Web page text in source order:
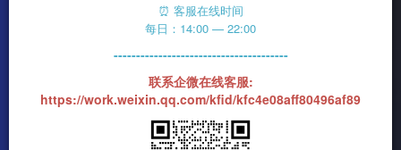
⏰ 客服在线时间
每日：14:00 — 22:00
---------------------------------------
联系企微在线客服:
https://work.weixin.qq.com/kfid/kfc4e08aff80496af89